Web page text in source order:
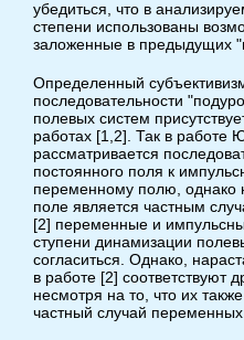
убедиться, что в
степени использованы
заложенные в предыдущих
Определенный
последовательности
полевых систем
работах [1,2]. Так в работе
рассматривается
постоянного поля к
переменному полю, однако
поле является частным
[2] переменные и
ступени динамизации
согласиться. Однако,
в работе [2] соответствуют
несмотря на то, что их
частный случай